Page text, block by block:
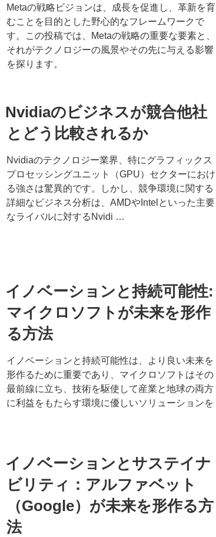
Metaの戦略ビジョンは、成長を促進し、革新を育
むことを目的とした野心的なフレームワークで
す。この投稿では、Metaの戦略の重要な要素と、
それがテクノロジーの風景やその先に与える影響
を探ります。
Nvidiaのビジネスが競合他社
とどう比較されるか
Nvidiaのテクノロジー業界、特にグラフィックス
プロセッシングユニット（GPU）セクターにおけ
る強さは驚異的です。しかし、競争環境に関する
詳細なビジネス分析は、AMDやIntelといった主要
なライバルに対するNvidi …
イノベーションと持続可能性:
マイクロソフトが未来を形作
る方法
イノベーションと持続可能性は、より良い未来を
形作るために重要であり、マイクロソフトはその
最前線に立ち、技術を駆使して産業と地球の両方
に利益をもたらす環境に優しいソリューションを
イノベーションとサステイナ
ビリティ：アルファベット
（Google）が未来を形作る方
法